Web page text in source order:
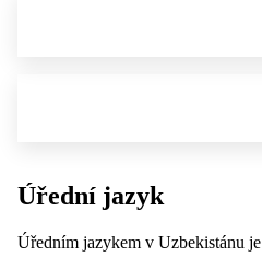
Úřední jazyk
Úředním jazykem v Uzbekistánu je